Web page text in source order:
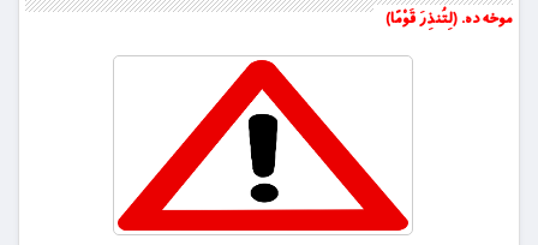
موخه ده. (لِتُنذِرَ قَوْمًا)